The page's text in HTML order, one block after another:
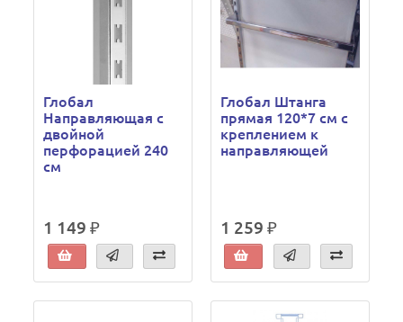
Глобал
Направляющая с
двойной
перфорацией 240
см
1 149 ₽
Глобал Штанга
прямая 120*7 см с
креплением к
направляющей
1 259 ₽